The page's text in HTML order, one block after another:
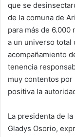
que se
de la comuna de
para más de 6.000
a un universo total
acompañamiento
tenencia
muy contentos por
positiva la
La presidenta de la
Gladys Osorio,